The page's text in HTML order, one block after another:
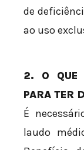
de
ao uso
2. O QUE
PARA TER
É
laudo